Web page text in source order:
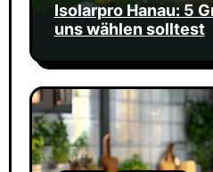
Isolarpro Hanau: 5
uns wählen solltest